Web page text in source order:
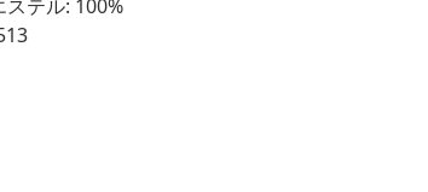
テル: 100%